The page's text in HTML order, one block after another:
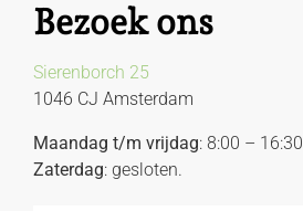
Bezoek ons
Sierenborch 25
1046 CJ Amsterdam
Maandag t/m vrijdag: 8:00 – 16:30
Zaterdag: gesloten.